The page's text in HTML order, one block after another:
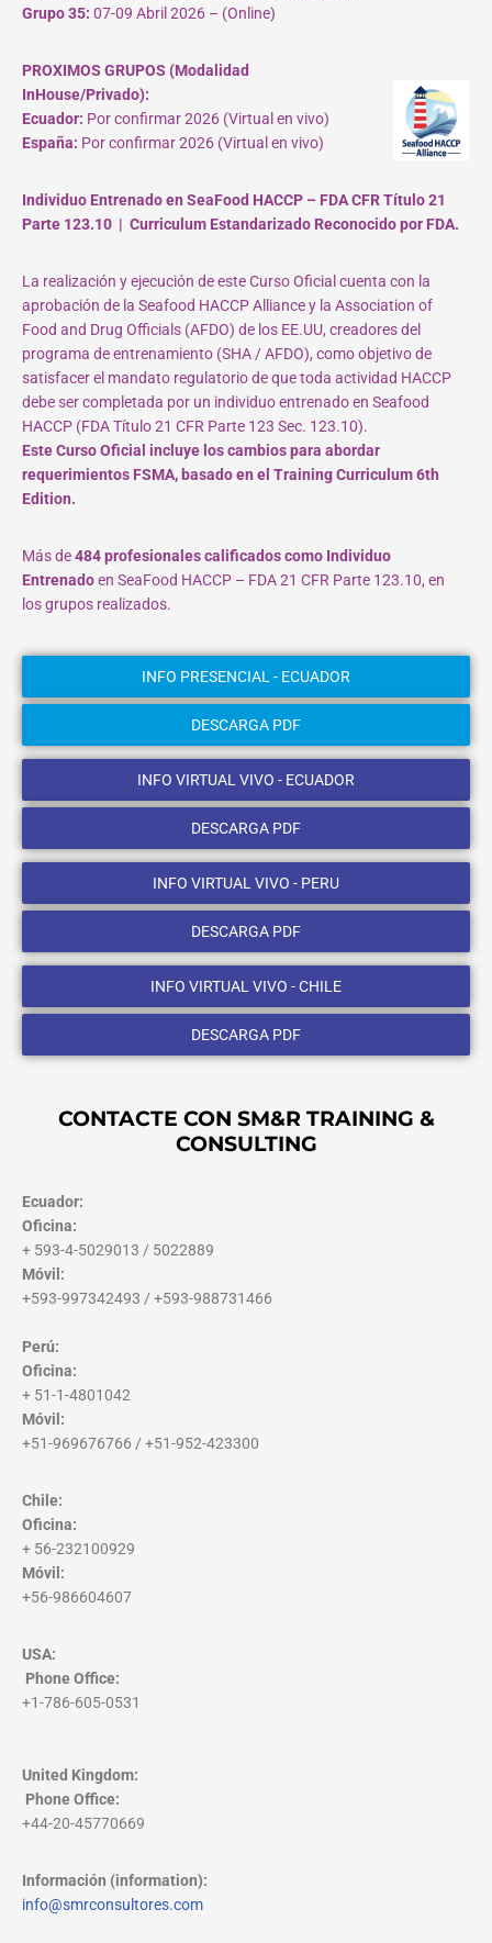
Grupo 35: 07-09 Abril 2026 – (Online)
PROXIMOS GRUPOS (Modalidad
InHouse/Privado):
Ecuador: Por confirmar 2026 (Virtual en vivo)
España: Por confirmar 2026 (Virtual en vivo)
Individuo Entrenado en SeaFood HACCP – FDA CFR Título 21
Parte 123.10 | Curriculum Estandarizado Reconocido por FDA.
La realización y ejecución de este Curso Oficial cuenta con la
aprobación de la Seafood HACCP Alliance y la Association of
Food and Drug Officials (AFDO) de los EE.UU, creadores del
programa de entrenamiento (SHA / AFDO), como objetivo de
satisfacer el mandato regulatorio de que toda actividad HACCP
debe ser completada por un individuo entrenado en Seafood
HACCP (FDA Título 21 CFR Parte 123 Sec. 123.10).
Este Curso Oficial incluye los cambios para abordar
requerimientos FSMA, basado en el Training Curriculum 6th
Edition.
Más de484 profesionales calificados como Individuo
Entrenadoen SeaFood HACCP – FDA 21 CFR Parte 123.10, en
los grupos realizados.
INFO PRESENCIAL - ECUADOR
DESCARGA PDF
INFO VIRTUAL VIVO - ECUADOR
DESCARGA PDF
INFO VIRTUAL VIVO - PERU
DESCARGA PDF
INFO VIRTUAL VIVO - CHILE
DESCARGA PDF
CONTACTE CON SM&R TRAINING &
CONSULTING
Ecuador:
Oficina:
+ 593-4-5029013 / 5022889
Móvil:
+593-997342493 / +593-988731466
Perú:
Oficina:
+ 51-1-4801042
Móvil:
+51-969676766 / +51-952-423300
Chile:
Oficina:
+ 56-232100929
Móvil:
+56-986604607
USA:
Phone Office:
+1-786-605-0531
United Kingdom:
Phone Office:
+44-20-45770669
Información (information):
info@smrconsultores.com